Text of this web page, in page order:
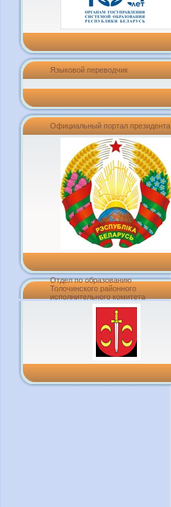
Языковой переводчик
Официальный портал президента
Отдел по образованию
Толочинского районного
исполнительного комитета